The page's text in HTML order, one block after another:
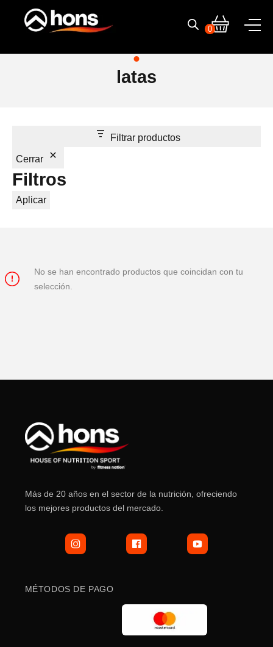
0
latas
No se han encontrado productos que coincidan con tu
selección.
Filtrar productos
Cerrar
Filtros
Aplicar
Más de 20 años en el sector de la nutrición, ofreciendo
los mejores productos del mercado.
MÉTODOS DE PAGO